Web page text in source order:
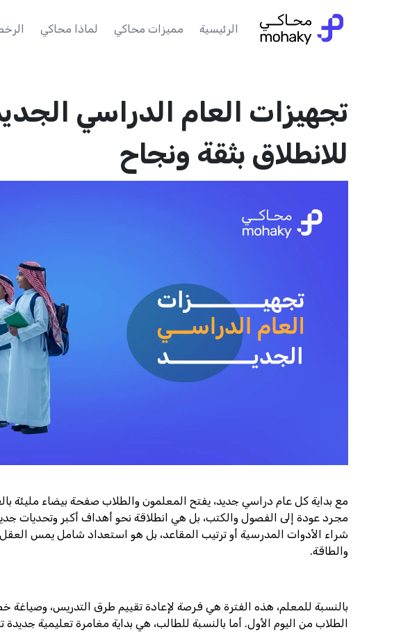
الرئيسية مميزات محاكي لماذا محاكي
تجهيزات العام الدراسي
للانطلاق بثقة ونجاح
مع بداية كل عام دراسي جديد، يفتح المعلمون والطلاب صفحة بيضاء
مجرد عودة إلى الفصول والكتب، بل هي انطلاقة نحو أهداف أكبر وتحديات
شراء الأدوات المدرسية أو ترتيب المقاعد، بل هو استعداد شامل يمس
والطاقة.
بالنسبة للمعلم، هذه الفترة هي فرصة لإعادة تقييم طرق التدريس، وصياغة
الطلاب من اليوم الأول. أما بالنسبة للطالب، هي بداية مغامرة تعليمية